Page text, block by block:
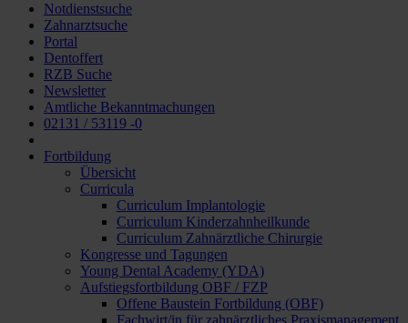
Notdienstsuche
Zahnarztsuche
Portal
Dentoffert
RZB Suche
Newsletter
Amtliche Bekanntmachungen
02131 / 53119 -0
Fortbildung
Übersicht
Curricula
Curriculum Implantologie
Curriculum Kinderzahnheilkunde
Curriculum Zahnärztliche Chirurgie
Kongresse und Tagungen
Young Dental Academy (YDA)
Aufstiegsfortbildung OBF / FZP
Offene Baustein Fortbildung (OBF)
Fachwirt/in für zahnärztliches Praxismanagement